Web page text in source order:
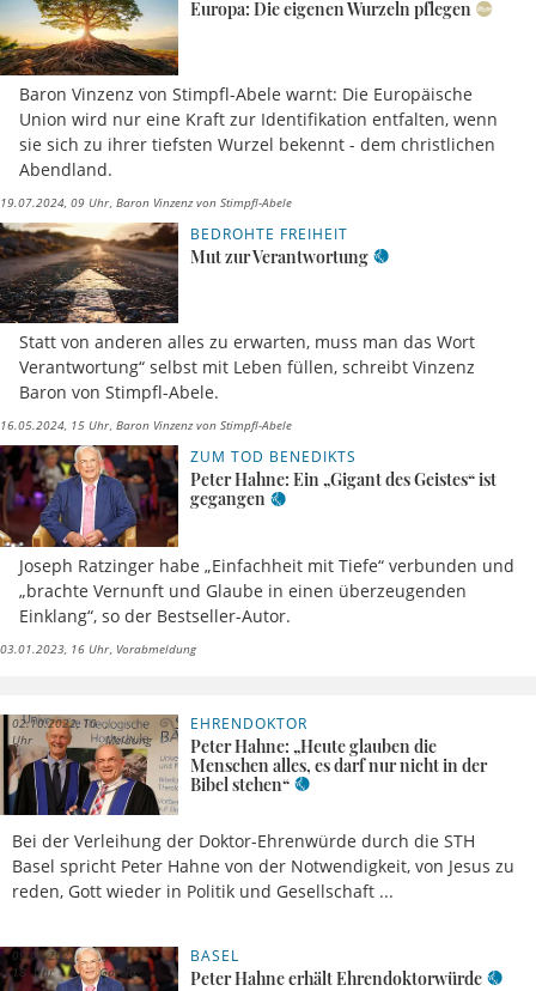
Europa: Die eigenen Wurzeln pflegen
Baron Vinzenz von Stimpfl-Abele warnt: Die Europäische
Union wird nur eine Kraft zur Identifikation entfalten, wenn
sie sich zu ihrer tiefsten Wurzel bekennt - dem christlichen
Abendland.
19.07.2024, 09 Uhr Baron Vinzenz von Stimpfl-Abele
BEDROHTE FREIHEIT
Mut zur Verantwortung
Statt von anderen alles zu erwarten, muss man das Wort
Verantwortung“ selbst mit Leben füllen, schreibt Vinzenz
Baron von Stimpfl-Abele.
16.05.2024, 15 Uhr Baron Vinzenz von Stimpfl-Abele
ZUM TOD BENEDIKTS
Peter Hahne: Ein „Gigant des Geistes“ ist
gegangen
Joseph Ratzinger habe „Einfachheit mit Tiefe“ verbunden und
„brachte Vernunft und Glaube in einen überzeugenden
Einklang“, so der Bestseller-Autor.
03.01.2023, 16 Uhr Vorabmeldung
EHRENDOKTOR
Peter Hahne: „Heute glauben die
Menschen alles, es darf nur nicht in der
Bibel stehen“
Bei der Verleihung der Doktor-Ehrenwürde durch die STH
Basel spricht Peter Hahne von der Notwendigkeit, von Jesus zu
reden, Gott wieder in Politik und Gesellschaft ...
02.10.2022, 10
Uhr
Meldung
BASEL
Peter Hahne erhält Ehrendoktorwürde
09.08.2022,
18 Uhr
José
García